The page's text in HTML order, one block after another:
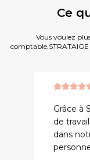
Ce
Vous voulez

Grâce à
de
dans